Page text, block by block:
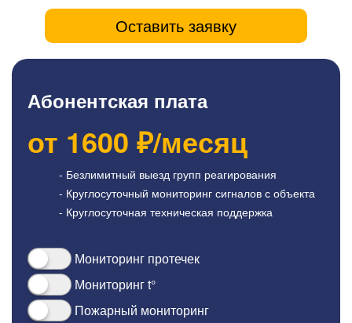
Оставить заявку
Абонентская плата
от 1600 ₽/месяц
- Безлимитный выезд групп реагирования
- Круглосуточный мониторинг сигналов с объекта
- Круглосуточная техническая поддержка
Мониторинг протечек
Мониторинг t°
Пожарный мониторинг